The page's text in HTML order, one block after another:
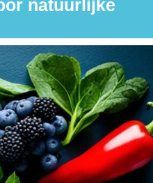
natuurlijke